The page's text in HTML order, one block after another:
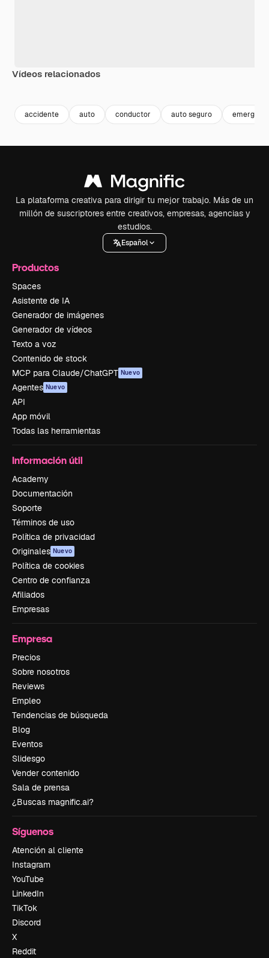
Vídeos relacionados
accidente auto conductor auto seguro
La plataforma creativa para dirigir tu mejor trabajo. Más de un
millón de suscriptores entre creativos, empresas, agencias y
estudios.
Español
Productos
Spaces
Asistente de IA
Generador de imágenes
Generador de vídeos
Texto a voz
Contenido de stock
MCP para Claude/ChatGPT Nuevo
Agentes Nuevo
API
App móvil
Todas las herramientas
Información útil
Academy
Documentación
Soporte
Términos de uso
Política de privacidad
Originales Nuevo
Política de cookies
Centro de confianza
Afiliados
Empresas
Empresa
Precios
Sobre nosotros
Reviews
Empleo
Tendencias de búsqueda
Blog
Eventos
Slidesgo
Vender contenido
Sala de prensa
¿Buscas magnific.ai?
Síguenos
Atención al cliente
Instagram
YouTube
LinkedIn
TikTok
Discord
X
Reddit